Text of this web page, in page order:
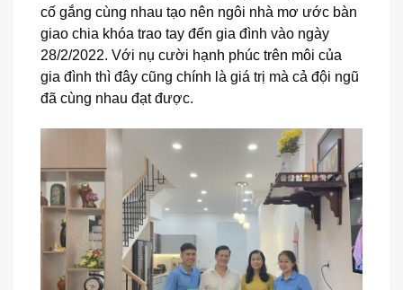
cố gắng cùng nhau tạo nên ngôi nhà mơ ước bàn
giao chia khóa trao tay đến gia đình vào ngày
28/2/2022. Với nụ cười hạnh phúc trên môi của
gia đình thì đây cũng chính là giá trị mà cả đội ngũ
đã cùng nhau đạt được.